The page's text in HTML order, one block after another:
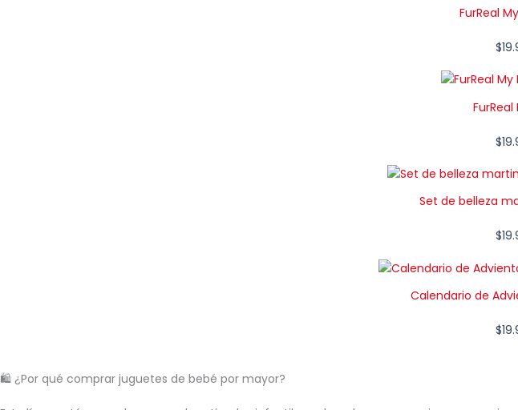
FurReal
$
$
Set de belleza
$
Calendario de
$
🛍️ ¿Por qué comprar juguetes de bebé por mayor?